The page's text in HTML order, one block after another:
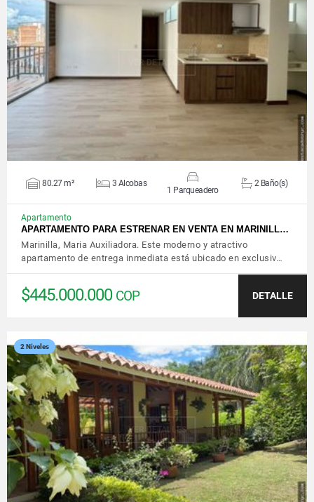
VER DETALLES
80.27 m² 3 Alcobas
1 Parqueadero
2 Baño(s)
Apartamento
APARTAMENTO PARA ESTRENAR EN VENTA EN MARINILL…
Marinilla, Maria Auxiliadora. Este moderno y atractivo
apartamento de entrega inmediata está ubicado en exclusiv…
$445.000.000 COP DETALLE
2 Niveles
VER DETALLES